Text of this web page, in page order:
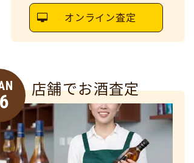
オンライン査定
店舗でお酒査定